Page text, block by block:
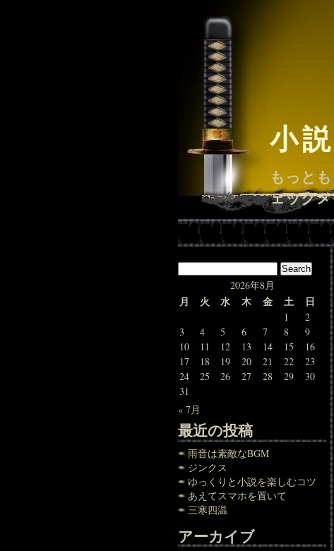
小
もっと
ェック
2026年8月
月 火 水 木 金 土 日
1
2
3
4 5 6 7 8
9
10
11 12 13 14 15
16
17
18 19 20 21 22
23
24
25 26 27 28 29
30
31
« 7月
最近の投稿
雨音は素敵なBGM
ジンクス
ゆっくりと小説を楽しむコツ
あえてスマホを置いて
三寒四温
アーカイブ